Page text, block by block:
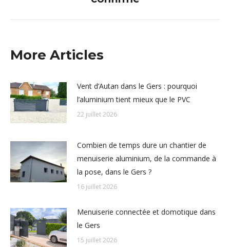
suivant
:
More Articles
Vent d’Autan dans le Gers : pourquoi
l’aluminium tient mieux que le PVC
22 juillet 2026
Combien de temps dure un chantier de
menuiserie aluminium, de la commande à
la pose, dans le Gers ?
16 juillet 2026
Menuiserie connectée et domotique dans
le Gers
15 juillet 2026